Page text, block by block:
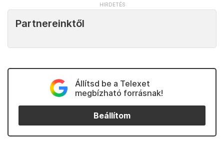
Partnereinktől
Állítsd be a Telexet
megbízható forrásnak!
Beállítom